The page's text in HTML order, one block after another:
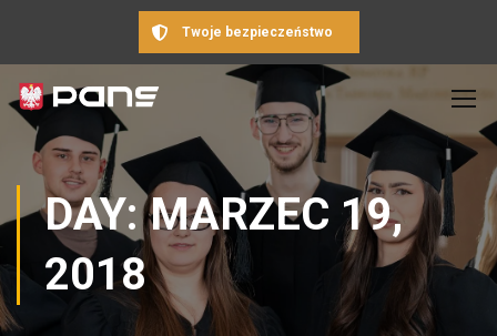
Twoje bezpieczeństwo
DAY: MARZEC 19,
2018